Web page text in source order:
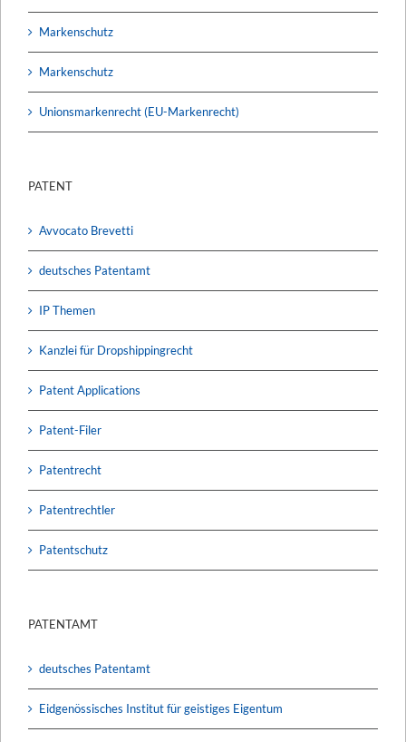
Markenschutz
Markenschutz
Unionsmarkenrecht (EU-Markenrecht)
PATENT
Avvocato Brevetti
deutsches Patentamt
IP Themen
Kanzlei für Dropshippingrecht
Patent Applications
Patent-Filer
Patentrecht
Patentrechtler
Patentschutz
PATENTAMT
deutsches Patentamt
Eidgenössisches Institut für geistiges Eigentum